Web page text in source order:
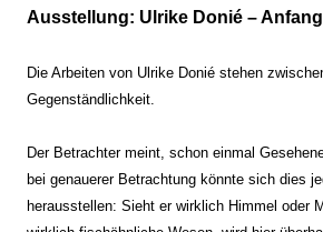
Ausstellung: Ulrike Donié –
Die Arbeiten von Ulrike Donié stehen
Gegenständlichkeit.
Der Betrachter meint, schon einmal
bei genauerer Betrachtung könnte sich dies
herausstellen: Sieht er wirklich Himmel oder